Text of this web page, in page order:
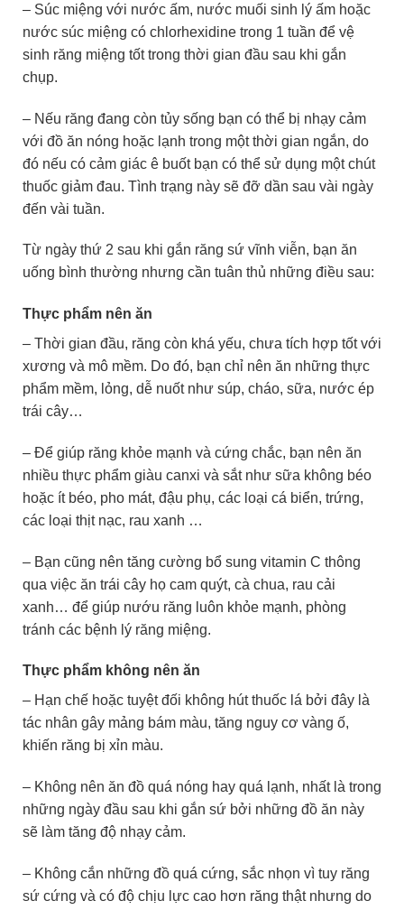
– Súc miệng với nước ấm, nước muối sinh lý ấm hoặc
nước súc miệng có chlorhexidine trong 1 tuần để vệ
sinh răng miệng tốt trong thời gian đầu sau khi gắn
chụp.
– Nếu răng đang còn tủy sống bạn có thể bị nhạy cảm
với đồ ăn nóng hoặc lạnh trong một thời gian ngắn, do
đó nếu có cảm giác ê buốt bạn có thể sử dụng một chút
thuốc giảm đau. Tình trạng này sẽ đỡ dần sau vài ngày
đến vài tuần.
Từ ngày thứ 2 sau khi gắn răng sứ vĩnh viễn, bạn ăn
uống bình thường nhưng cần tuân thủ những điều sau:
Thực phẩm nên ăn
– Thời gian đầu, răng còn khá yếu, chưa tích hợp tốt với
xương và mô mềm. Do đó, bạn chỉ nên ăn những thực
phẩm mềm, lỏng, dễ nuốt như súp, cháo, sữa, nước ép
trái cây…
– Để giúp răng khỏe mạnh và cứng chắc, bạn nên ăn
nhiều thực phẩm giàu canxi và sắt như sữa không béo
hoặc ít béo, pho mát, đậu phụ, các loại cá biển, trứng,
các loại thịt nạc, rau xanh …
– Bạn cũng nên tăng cường bổ sung vitamin C thông
qua việc ăn trái cây họ cam quýt, cà chua, rau cải
xanh… để giúp nướu răng luôn khỏe mạnh, phòng
tránh các bệnh lý răng miệng.
Thực phẩm không nên ăn
– Hạn chế hoặc tuyệt đối không hút thuốc lá bởi đây là
tác nhân gây mảng bám màu, tăng nguy cơ vàng ố,
khiến răng bị xỉn màu.
– Không nên ăn đồ quá nóng hay quá lạnh, nhất là trong
những ngày đầu sau khi gắn sứ bởi những đồ ăn này
sẽ làm tăng độ nhạy cảm.
– Không cắn những đồ quá cứng, sắc nhọn vì tuy răng
sứ cứng và có độ chịu lực cao hơn răng thật nhưng do